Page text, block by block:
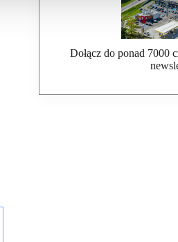
Dołącz do ponad 7000